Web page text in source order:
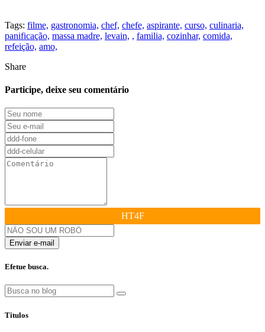
Tags: filme, gastronomia, chef, chefe, aspirante, curso, culinaria,
panificação, massa madre, levain, , familia, cozinhar, comida,
refeição, amo,
Share
Participe, deixe seu comentário
HT4F
Enviar e-mail
Efetue busca.
Titulos